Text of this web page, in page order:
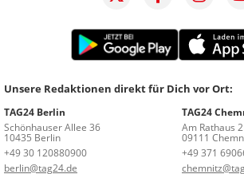
Unsere Redaktionen direkt für Dich vor Ort:
TAG24 Berlin
Schönhauser Allee 36
10435 Berlin
+49 30 120880900
berlin@tag24.de
TAG24
Am Rathaus 2
09111
+49 371